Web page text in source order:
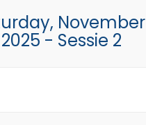
November
- Sessie 2